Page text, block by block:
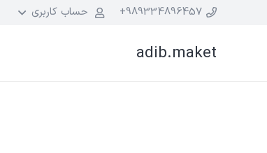
989334896457+ حساب کاربری
adib.maket